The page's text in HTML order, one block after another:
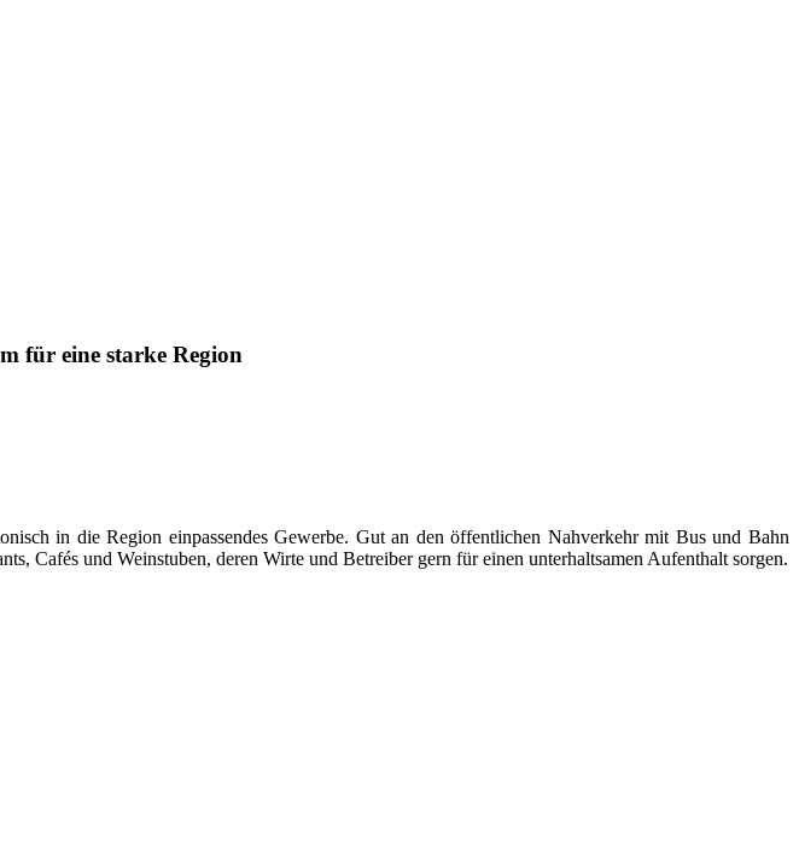
für eine starke Region
in die Region einpassendes Gewerbe. Gut an den öffentlichen Nahverkehr mit Bus und Bahn
Cafés und Weinstuben, deren Wirte und Betreiber gern für einen unterhaltsamen Aufenthalt sorgen.